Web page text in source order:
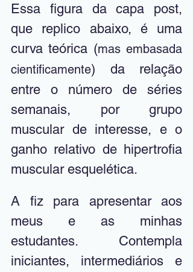
Essa figura da capa post,
que replico abaixo, é uma
curva teórica (mas embasada
cientificamente) da relação
entre o número de séries
semanais, por grupo
muscular de interesse, e o
ganho relativo de hipertrofia
muscular esquelética.
A fiz para apresentar aos
meus e as minhas
estudantes. Contempla
iniciantes, intermediários e